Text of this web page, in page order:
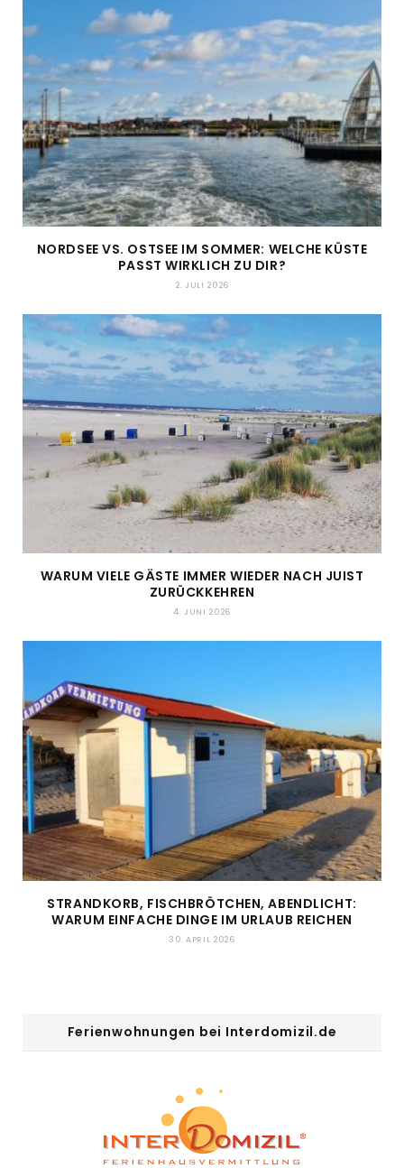
NORDSEE VS. OSTSEE IM SOMMER: WELCHE KÜSTE
PASST WIRKLICH ZU DIR?
2. JULI 2026
WARUM VIELE GÄSTE IMMER WIEDER NACH JUIST
ZURÜCKKEHREN
4. JUNI 2026
STRANDKORB, FISCHBRÖTCHEN, ABENDLICHT:
WARUM EINFACHE DINGE IM URLAUB REICHEN
30. APRIL 2026
Ferienwohnungen bei Interdomizil.de